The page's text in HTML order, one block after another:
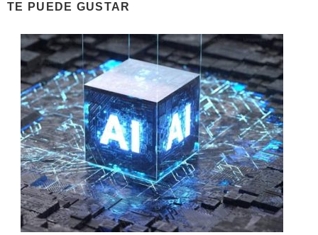
TE PUEDE GUSTAR